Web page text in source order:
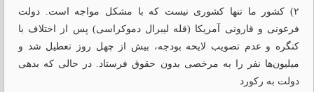
۲) کشور ما تنها کشوری نیست که با مشکل مواجه است. دولت
فرعونی و قارونی آمریکا (قله لیبرال دموکراسی) پس از اختلاف با
کنگره و عدم تصویب لایحه بودجه، بیش از چهل روز تعطیل شد و
میلیون‌ها نفر را به مرخصی بدون حقوق فرستاد. در حالی که بدهی
دولت به رکورد